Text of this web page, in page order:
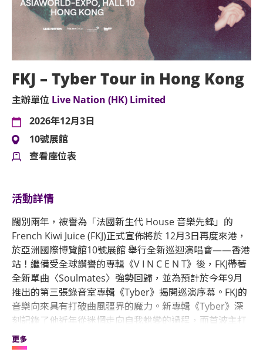
FKJ – Tyber Tour in Hong Kong
主辦單位 Live Nation (HK) Limited
2026年12月3日
10號展館
查看座位表
活動詳情
闊別兩年，被譽為「法國新生代 House 音樂先鋒」的
French Kiwi Juice (FKJ)正式宣佈將於 12月3日再度來港，
於亞洲國際博覽館10號展館 舉行全新巡迴演唱會——香港
站！繼備受全球讚譽的專輯《V I N C E N T》後，FKJ帶著
全新單曲〈Soulmates〉強勢回歸，並為預計於今年9月
推出的第三張錄音室專輯《Tyber》揭開巡演序幕。FKJ的
音樂向來具有打破曲風疆界的魔力。新專輯《Tyber》深
刻記錄了他近年從迷惘走向自我蛻變的過程，而首波主打
單曲〈Soulmates〉則以溫暖、流暢且節奏感十足的旋
律，娓娓道出他多年來的心路歷程。這次香港站，FKJ將再
更多